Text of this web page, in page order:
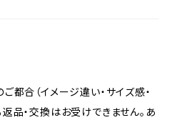
都合（イメージ違い・サイズ感・
品・交換はお受けできません。あ